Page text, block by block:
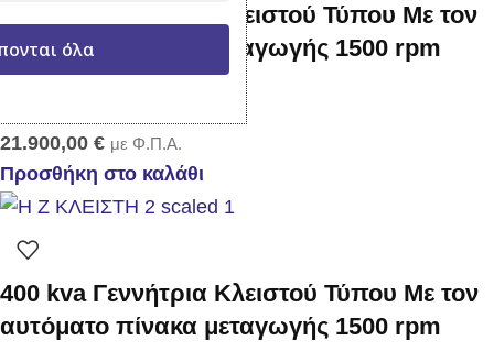
110 kva Γεννήτρια Κλειστού Τύπου Με τον
αυτόματο πίνακα μεταγωγής 1500 rpm
21.900,00 € με Φ.Π.Α.
Προσθήκη στο καλάθι
400 kva Γεννήτρια Κλειστού Τύπου Με τον
αυτόματο πίνακα μεταγωγής 1500 rpm
όλα